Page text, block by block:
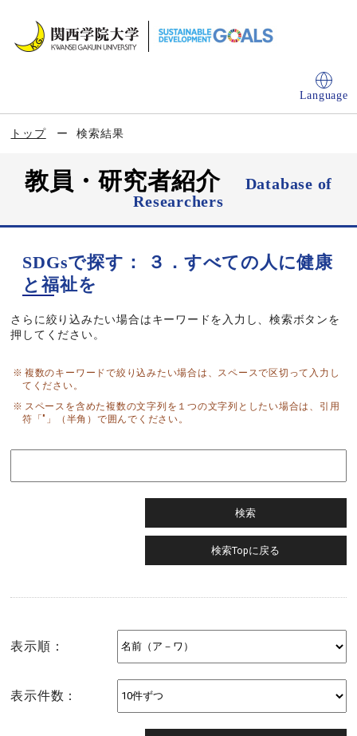
Language
トップ 検索結果
教員・研究者紹介
Database of
Researchers
SDGsで探す： ３．すべての人に健康
と福祉を
さらに絞り込みたい場合はキーワードを入力し、検索ボタンを
押してください。
複数のキーワードで絞り込みたい場合は、スペースで区切って入力し
てください。
スペースを含めた複数の文字列を１つの文字列としたい場合は、引用
符「"」（半角）で囲んでください。
表示順：
表示件数：